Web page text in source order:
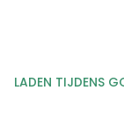
LADEN TIJDENS